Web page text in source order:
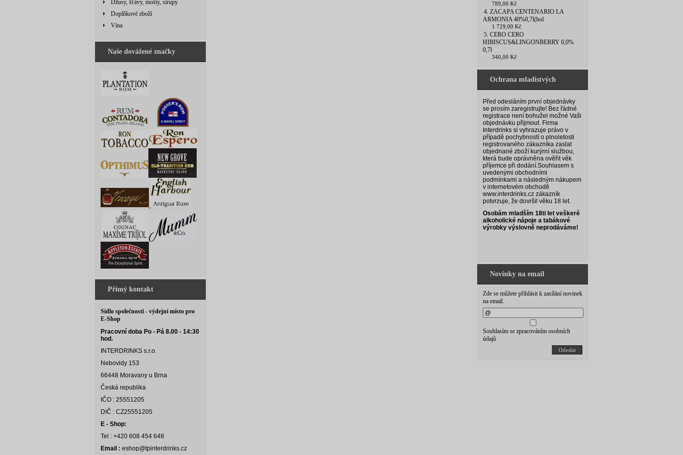
Džusy, šťávy, mošty, sirupy
Doplňkové zboží
Vína
Naše dovážené značky
Přímý kontakt
Sídlo společnosti - výdejní místo pro
E-Shop
Pracovní doba Po - Pá 8.00 - 14:30
hod.
INTERDRINKS s.r.o.
Nebovidy 153
66448 Moravany u Brna
Česká republika
IČO : 25551205
DIČ : CZ25551205
E - Shop:
Tel : +420 608 454 648
Email : eshop@tpinterdrinks.cz
789,00 Kč
4. ZACAPA CENTENARIO LA
ARMONIA 40%0,7l(hol
1 729,00 Kč
5. CERO CERO
HIBISCUS&LINGONBERRY 0,0%
0,7l
340,00 Kč
Ochrana mladistvých
Před odesláním první objednávky
se prosím zaregistrujte! Bez řádné
registrace není bohužel možné Vaši
objednávku přijmout. Firma
Interdrinks si vyhrazuje právo v
případě pochybností o plnoletosti
registrovaného zákazníka zaslat
objednané zboží kurýrní službou,
která bude oprávněna ověřit věk
příjemce při dodání.Souhlasem s
uvedenými obchodními
podmínkami a následným nákupem
v internetovém obchodě
www.interdrinks.cz zákazník
potvrzuje, že dovršil věku 18 let.
Osobám mladším 18ti let veškeré
alkoholické nápoje a tabákové
výrobky výslovně neprodáváme!
Novinky na email
Zde se můžete přihlásit k zasílání novinek
na email.
Souhlasím se zpracováním osobních
údajů
Odeslat